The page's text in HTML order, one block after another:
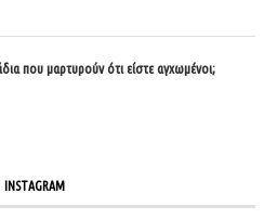
που μαρτυρούν ότι είστε αγχωμένοι;
INSTAGRAM